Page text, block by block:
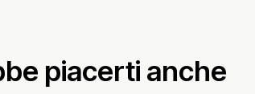
piacerti anche